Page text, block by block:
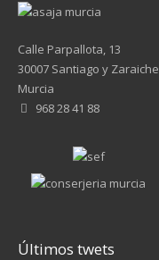
Calle Parpallota, 13
30007 Santiago y Zaraiche
Murcia
968 28 41 88
Últimos twets